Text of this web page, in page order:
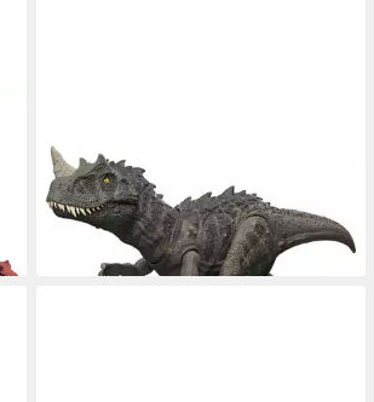
Roar - Ceratosaurus
21,23 €
lieferbar - in 1-2 Werktagen bei dir